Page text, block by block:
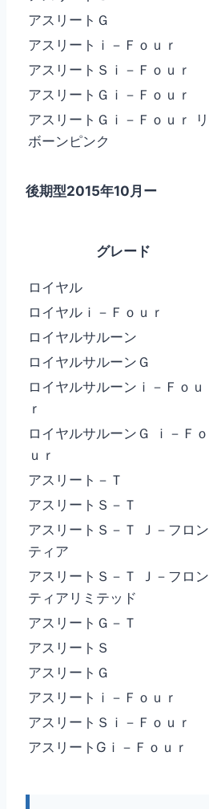
アスリートＧ
アスリートｉ－Ｆｏｕｒ
アスリートＳｉ－Ｆｏｕｒ
アスリートＧｉ－Ｆｏｕｒ
アスリートＧｉ－Ｆｏｕｒ リ
ボーンピンク
後期型2015年10月ー
グレード
ロイヤル
ロイヤルｉ－Ｆｏｕｒ
ロイヤルサルーン
ロイヤルサルーンＧ
ロイヤルサルーンｉ－Ｆｏｕ
ｒ
ロイヤルサルーンＧ ｉ－Ｆｏ
ｕｒ
アスリート－Ｔ
アスリートＳ－Ｔ
アスリートＳ－Ｔ Ｊ－フロン
ティア
アスリートＳ－Ｔ Ｊ－フロン
ティアリミテッド
アスリートＧ－Ｔ
アスリートＳ
アスリートＧ
アスリートｉ－Ｆｏｕｒ
アスリートＳｉ－Ｆｏｕｒ
アスリートGｉ－Ｆｏｕｒ